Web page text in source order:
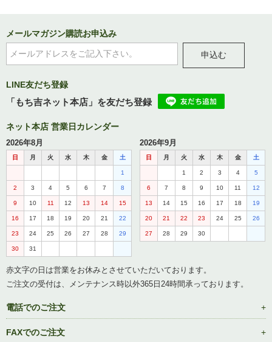
メールマガジン購読お申込み
申込む
LINE友だち登録
「もち吉ネット本店」を友だち登録
ネット本店 営業日カレンダー
2026年8月
日 月 火 水 木 金 土
1
2 3 4 5 6 7 8
9 10 11 12 13 14 15
16 17 18 19 20 21 22
23 24 25 26 27 28 29
30 31
2026年9月
日 月 火 水 木 金 土
1 2 3 4 5
6 7 8 9 10 11 12
13 14 15 16 17 18 19
20 21 22 23 24 25 26
27 28 29 30
赤文字の日は営業をお休みとさせていただいております。
ご注文の受付は、メンテナンス時以外365日24時間承っております。
電話でのご注文
FAXでのご注文